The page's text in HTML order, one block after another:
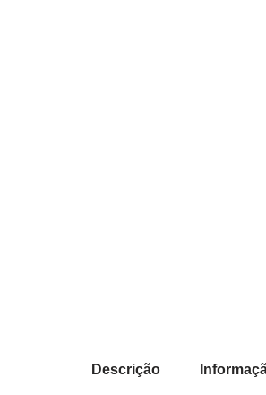
Descrição